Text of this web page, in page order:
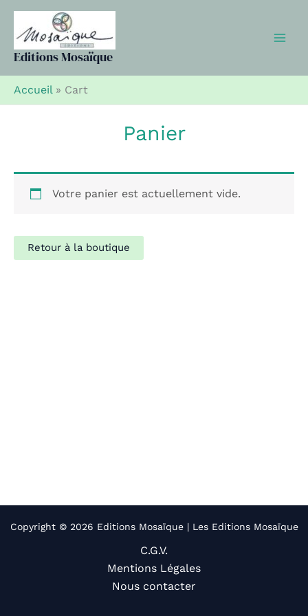
Aller
contenu
Editions Mosaïque
Accueil» Cart
Panier
Votre panier est actuellement vide.
Retour à la boutique
Copyright © 2026 Editions Mosaïque | Les Editions Mosaïque
C.G.V.
Mentions Légales
Nous contacter